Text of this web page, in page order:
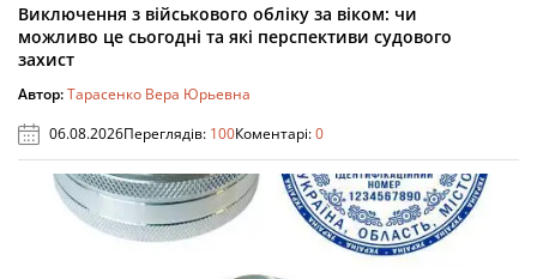
Виключення з військового обліку за віком: чи
можливо це сьогодні та які перспективи судового
захист
Автор:Тарасенко Вера Юрьевна
06.08.2026Переглядів: 100Коментарі:0